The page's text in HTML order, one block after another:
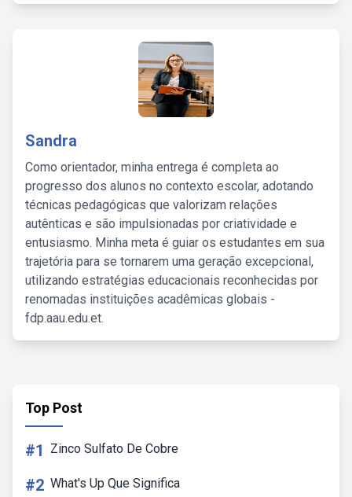
Sandra
Como orientador, minha entrega é completa ao
progresso dos alunos no contexto escolar, adotando
técnicas pedagógicas que valorizam relações
autênticas e são impulsionadas por criatividade e
entusiasmo. Minha meta é guiar os estudantes em sua
trajetória para se tornarem uma geração excepcional,
utilizando estratégias educacionais reconhecidas por
renomadas instituições acadêmicas globais -
fdp.aau.edu.et.
Top Post
#1 Zinco Sulfato De Cobre
#2 What's Up Que Significa